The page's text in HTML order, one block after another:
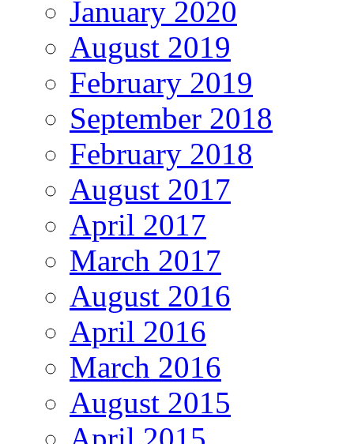
January 2020
August 2019
February 2019
September 2018
February 2018
August 2017
April 2017
March 2017
August 2016
April 2016
March 2016
August 2015